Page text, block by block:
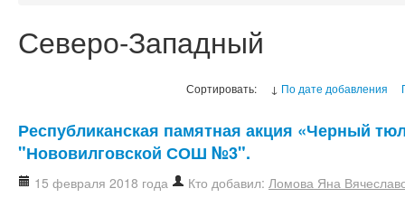
Северо-Западный
Сортировать: ↓ По дате добавления
Республиканская памятная акция «Черный
"Нововилговской СОШ №3".
15 февраля 2018 года Кто добавил: Ломова Яна